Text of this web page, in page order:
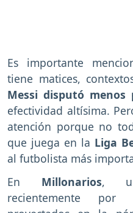
Es importante
tiene matices,
Messi disputó menos
efectividad altísima.
atención porque no
que juega en la Liga
al futbolista más
En Millonarios,
recientemente por